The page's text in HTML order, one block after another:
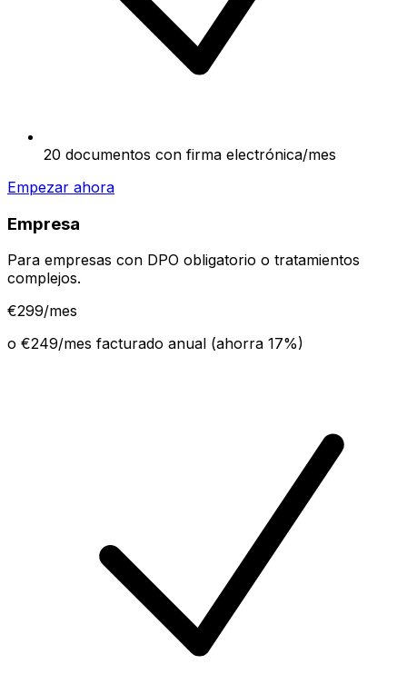
20 documentos con firma electrónica/mes
Empezar ahora
Empresa
Para empresas con DPO obligatorio o tratamientos
complejos.
€299/mes
o €249/mes facturado anual (ahorra 17%)